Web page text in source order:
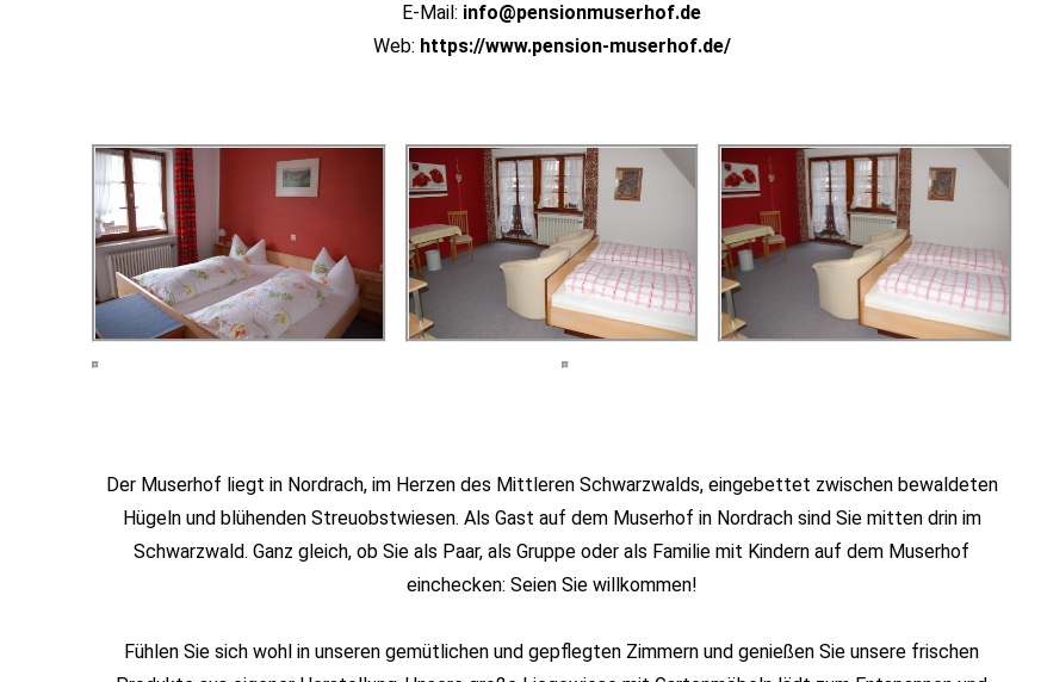
E-Mail: info@pensionmuserhof.de
Web: https://www.pension-muserhof.de/
Der Muserhof liegt in Nordrach, im Herzen des Mittleren Schwarzwalds, eingebettet zwischen bewaldeten
Hügeln und blühenden Streuobstwiesen. Als Gast auf dem Muserhof in Nordrach sind Sie mitten drin im
Schwarzwald. Ganz gleich, ob Sie als Paar, als Gruppe oder als Familie mit Kindern auf dem Muserhof
einchecken: Seien Sie willkommen!
Fühlen Sie sich wohl in unseren gemütlichen und gepflegten Zimmern und genießen Sie unsere frischen